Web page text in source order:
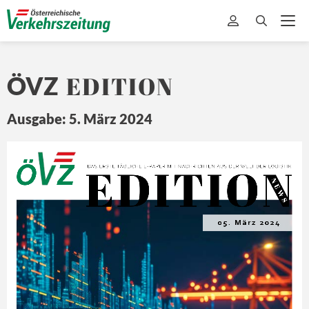
ÖVZ EDITION
Ausgabe: 5. März 2024
Z
Ö EDITION
DA S ERSTE TÄ GLICHE E-PAPER MIT NACHRICHTEN A US DER WEL T DER LOGISTIK
N E
W S
05. März 2024